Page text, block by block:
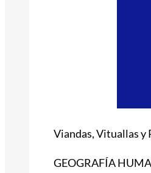
Viandas, Vituallas y
GEOGRAFÍA